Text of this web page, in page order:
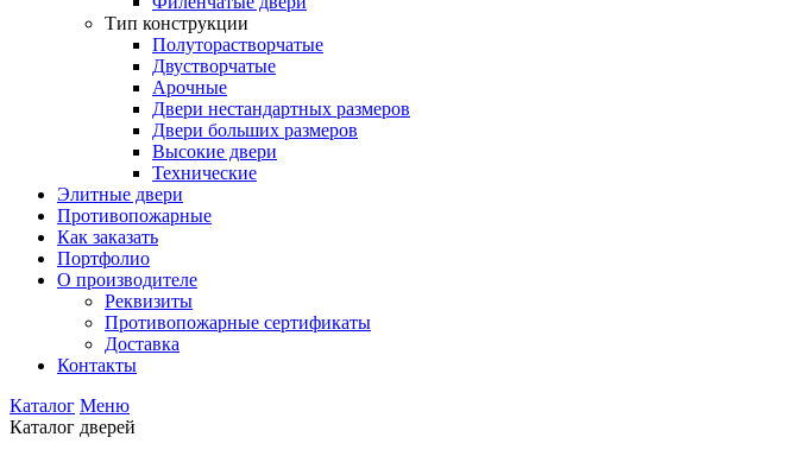
Тип конструкции
Полуторастворчатые
Двустворчатые
Арочные
Двери нестандартных размеров
Двери больших размеров
Высокие двери
Технические
Элитные двери
Противопожарные
Как заказать
Портфолио
О производителе
Реквизиты
Противопожарные сертификаты
Доставка
Контакты
Каталог Меню
Каталог дверей